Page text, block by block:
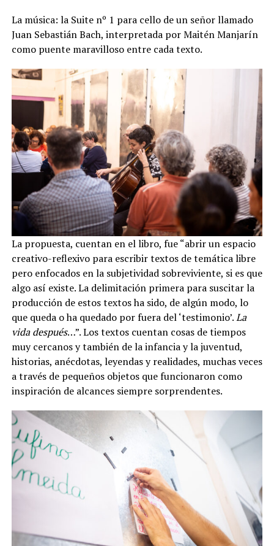
La música: la Suite nº 1 para cello de un señor llamado
Juan Sebastián Bach, interpretada por Maitén Manjarín
como puente maravilloso entre cada texto.
La propuesta, cuentan en el libro, fue “abrir un espacio
creativo-reflexivo para escribir textos de temática libre
pero enfocados en la subjetividad sobreviviente, si es que
algo así existe. La delimitación primera para suscitar la
producción de estos textos ha sido, de algún modo, lo
que queda o ha quedado por fuera del ‘testimonio’.La
vida después…”. Los textos cuentan cosas de tiempos
muy cercanos y también de la infancia y la juventud,
historias, anécdotas, leyendas y realidades, muchas veces
a través de pequeños objetos que funcionaron como
inspiración de alcances siempre sorprendentes.